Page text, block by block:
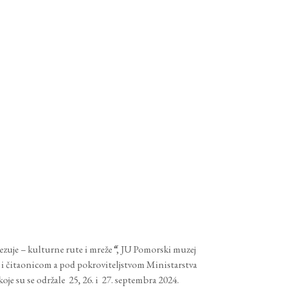
– kulturne rute i mreže“, JU Pomorski muzej
a pod pokroviteljstvom Ministarstva
su se održale 25, 26. i 27. septembra 2024.